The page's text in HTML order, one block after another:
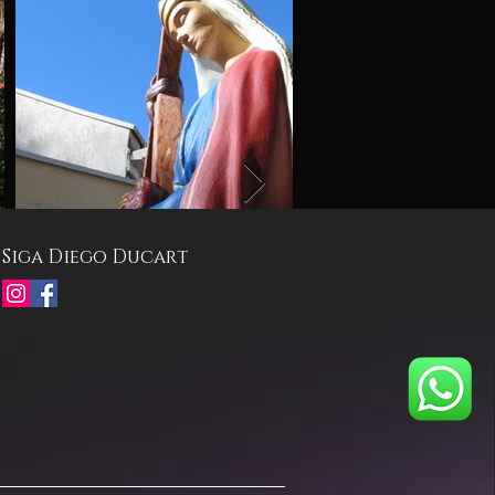
Siga Diego Ducart